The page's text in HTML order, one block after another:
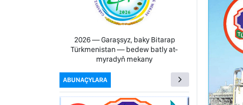
2026 — Garaşsyz, baky Bitarap
Türkmenistan — bedew batly at-
myradyň mekany
ABUNAÇYLARA